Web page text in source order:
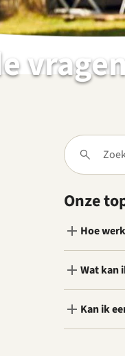
Onze
Hoe
Wat kan
Kan ik